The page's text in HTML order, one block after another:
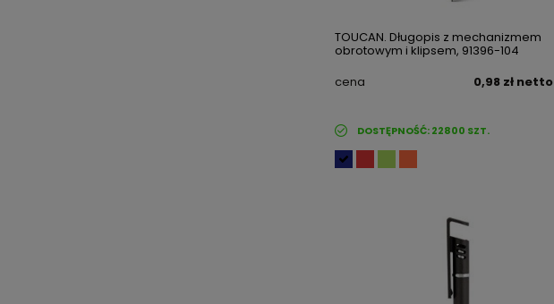
TOUCAN. Długopis z mechanizmem
obrotowym i klipsem, 91396-104
cena
0,98 zł netto
DOSTĘPNOŚĆ:22800 SZT.